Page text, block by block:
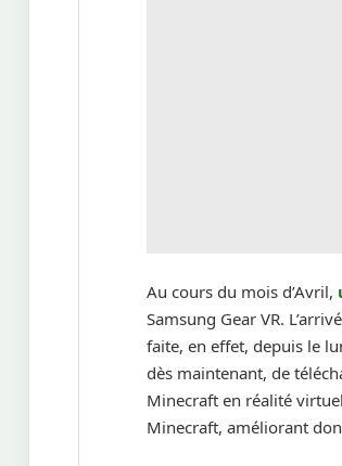
Au cours du mois d’Avril,
Samsung Gear VR.
faite, en effet, depuis le
dès maintenant, de
Minecraft en réalité
Minecraft, améliorant